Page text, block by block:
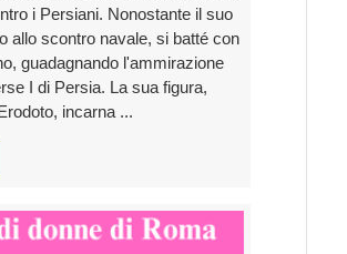
i Persiani. Nonostante il suo
allo scontro navale, si batté con
guadagnando l'ammirazione
I di Persia. La sua figura,
incarna ...